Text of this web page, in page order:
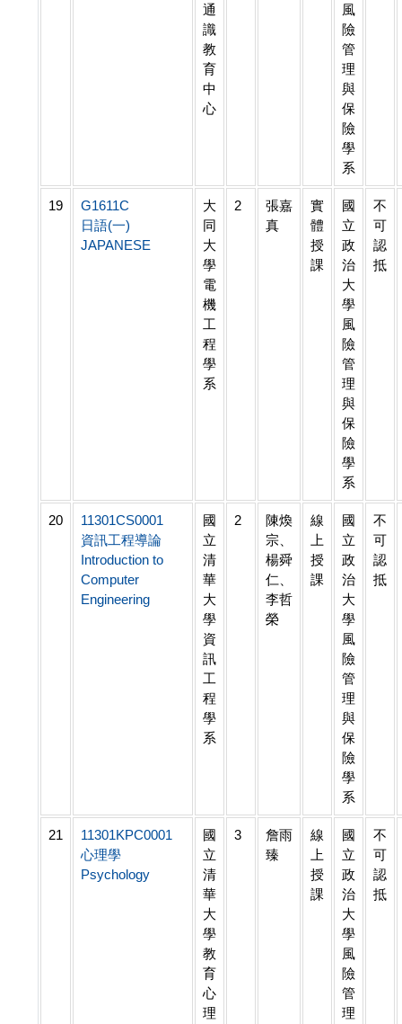
通
識
教
育
中
心
風
險
管
理
與
保
險
學
系
19
G1611C
日語(一)
JAPANESE
大
同
大
學
電
機
工
程
學
系
2
張嘉
真
實
體
授
課
國
立
政
治
大
學
風
險
管
理
與
保
險
學
系
不
可
認
抵
20
11301CS0001
資訊工程導論
Introduction to
Computer
Engineering
國
立
清
華
大
學
資
訊
工
程
學
系
2
陳煥
宗、
楊舜
仁、
李哲
榮
線
上
授
課
國
立
政
治
大
學
風
險
管
理
與
保
險
學
系
不
可
認
抵
21
11301KPC0001
心理學
Psychology
國
立
清
華
大
學
教
育
心
理
3
詹雨
臻
線
上
授
課
國
立
政
治
大
學
風
險
管
理
不
可
認
抵